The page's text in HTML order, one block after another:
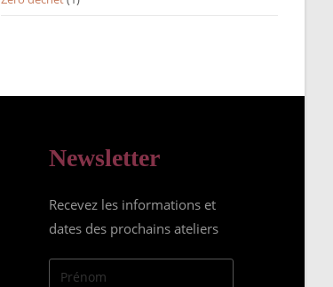
Newsletter
Recevez les informations et
dates des prochains ateliers